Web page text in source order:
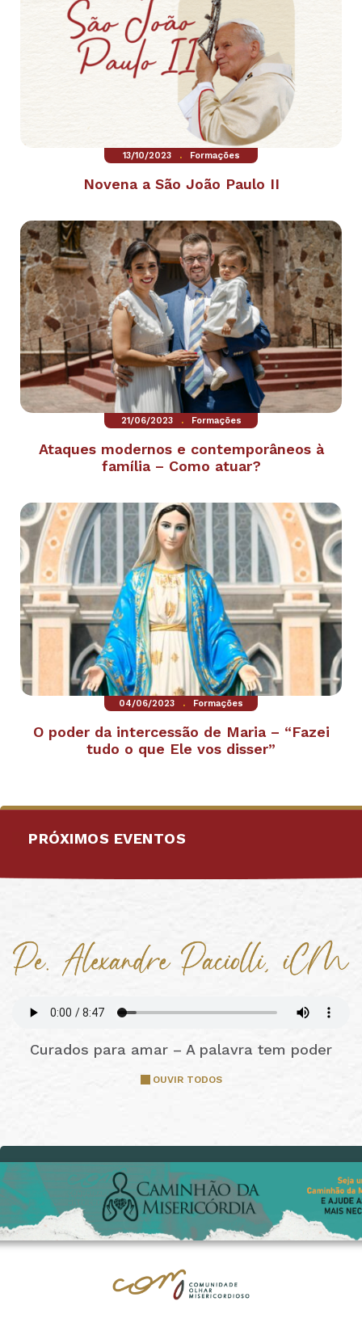
13/10/2023 . Formações
Novena a São João Paulo II
21/06/2023 . Formações
Ataques modernos e contemporâneos à
família – Como atuar?
04/06/2023 . Formações
O poder da intercessão de Maria – “Fazei
tudo o que Ele vos disser”
PRÓXIMOS EVENTOS
Curados para amar – A palavra tem poder
OUVIR TODOS